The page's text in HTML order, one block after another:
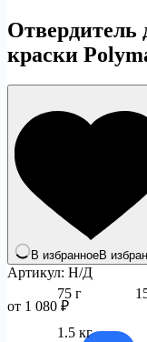
Отвердитель
краски
В избранноеВ
Артикул: Н/Д
от 1 080 ₽
75 г
1.5 кг